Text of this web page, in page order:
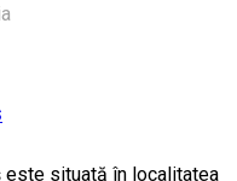
este situată în localitatea